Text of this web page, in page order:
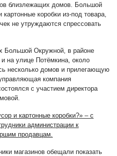
близлежащих домов. Большой
коробки из-под товара,
не утруждаются спрессовать
Большой Окружной, в районе
на улице Потёмкина, около
несколько домов и прилегающую
компания
с участием директора
и картонные коробки?» – с
администрации к
продавцам.
магазинов обещали показать